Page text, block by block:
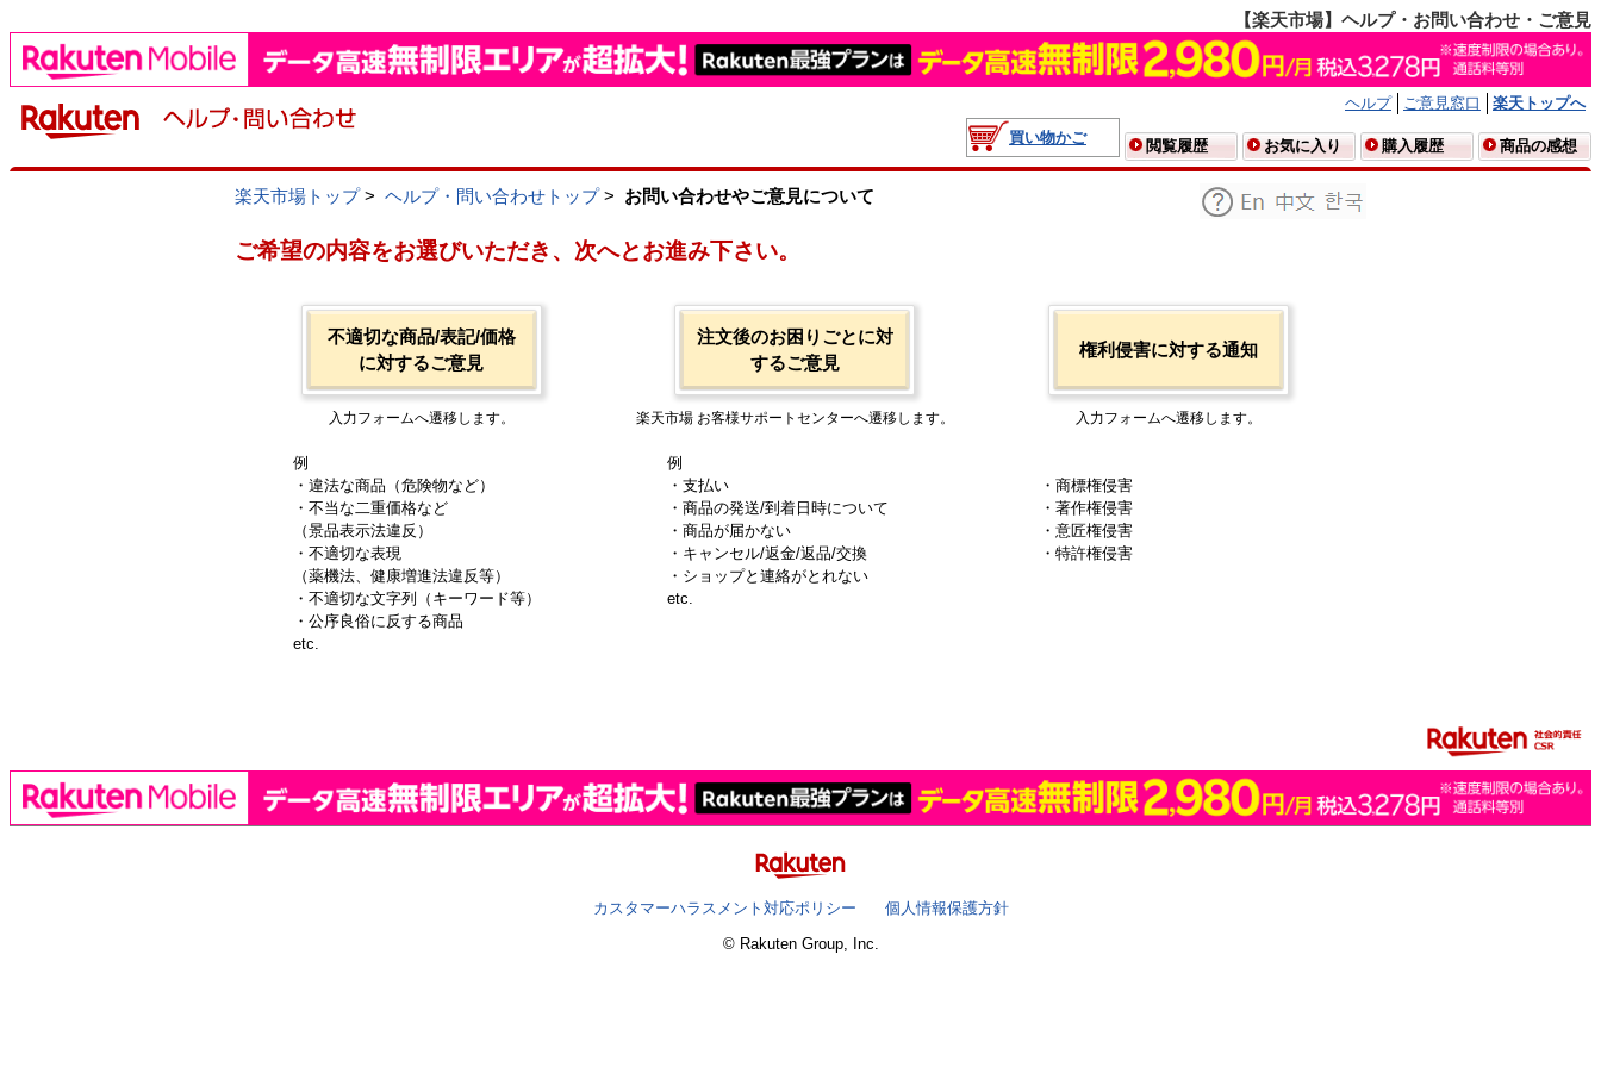
【楽天市場】ヘルプ・お問い合わせ・ご意見
ヘルプ ご意見窓口
楽天トップへ
買い物かご
閲覧履歴 お気に入り 購入履歴 商品の感想
楽天市場トップ> ヘルプ・問い合わせトップ> お問い合わせやご意見について
ご希望の内容をお選びいただき、次へとお進み下さい。
不適切な商品/表記/価格
に対するご意見
入力フォームへ遷移します。
例
・違法な商品（危険物など）
・不当な二重価格など
（景品表示法違反）
・不適切な表現
（薬機法、健康増進法違反等）
・不適切な文字列（キーワード等）
・公序良俗に反する商品
etc.
注文後のお困りごとに対
するご意見
楽天市場 お客様サポートセンターへ遷移します。
例
・支払い
・商品の発送/到着日時について
・商品が届かない
・キャンセル/返金/返品/交換
・ショップと連絡がとれない
etc.
権利侵害に対する通知
入力フォームへ遷移します。
・商標権侵害
・著作権侵害
・意匠権侵害
・特許権侵害
カスタマーハラスメント対応ポリシー
個人情報保護方針
© Rakuten Group, Inc.